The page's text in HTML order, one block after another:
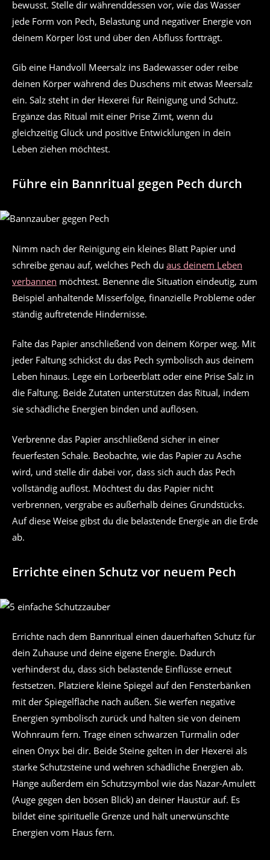
bewusst. Stelle dir währenddessen vor, wie das Wasser
jede Form von Pech, Belastung und negativer Energie von
deinem Körper löst und über den Abfluss fortträgt.
Gib eine Handvoll Meersalz ins Badewasser oder reibe
deinen Körper während des Duschens mit etwas Meersalz
ein. Salz steht in der Hexerei für Reinigung und Schutz.
Ergänze das Ritual mit einer Prise Zimt, wenn du
gleichzeitig Glück und positive Entwicklungen in dein
Leben ziehen möchtest.
Führe ein Bannritual gegen Pech durch
Nimm nach der Reinigung ein kleines Blatt Papier und
schreibe genau auf, welches Pech du aus deinem Leben
verbannen möchtest. Benenne die Situation eindeutig, zum
Beispiel anhaltende Misserfolge, finanzielle Probleme oder
ständig auftretende Hindernisse.
Falte das Papier anschließend von deinem Körper weg. Mit
jeder Faltung schickst du das Pech symbolisch aus deinem
Leben hinaus. Lege ein Lorbeerblatt oder eine Prise Salz in
die Faltung. Beide Zutaten unterstützen das Ritual, indem
sie schädliche Energien binden und auflösen.
Verbrenne das Papier anschließend sicher in einer
feuerfesten Schale. Beobachte, wie das Papier zu Asche
wird, und stelle dir dabei vor, dass sich auch das Pech
vollständig auflöst. Möchtest du das Papier nicht
verbrennen, vergrabe es außerhalb deines Grundstücks.
Auf diese Weise gibst du die belastende Energie an die Erde
ab.
Errichte einen Schutz vor neuem Pech
Errichte nach dem Bannritual einen dauerhaften Schutz für
dein Zuhause und deine eigene Energie. Dadurch
verhinderst du, dass sich belastende Einflüsse erneut
festsetzen. Platziere kleine Spiegel auf den Fensterbänken
mit der Spiegelfläche nach außen. Sie werfen negative
Energien symbolisch zurück und halten sie von deinem
Wohnraum fern. Trage einen schwarzen Turmalin oder
einen Onyx bei dir. Beide Steine gelten in der Hexerei als
starke Schutzsteine und wehren schädliche Energien ab.
Hänge außerdem ein Schutzsymbol wie das Nazar-Amulett
(Auge gegen den bösen Blick) an deiner Haustür auf. Es
bildet eine spirituelle Grenze und hält unerwünschte
Energien vom Haus fern.